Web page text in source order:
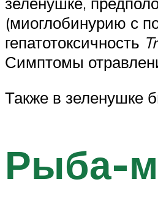
(миоглобинурию с
гепатотоксичность
Симптомы
Также в зеленушке
Рыба-